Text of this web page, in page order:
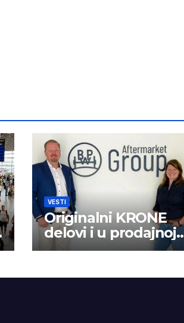
VESTI
Originalni KRONE
delovi i u prodajnoj i
logističkoj mreži
grupe